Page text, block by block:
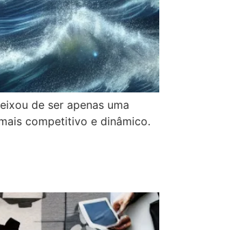
de ser apenas uma
competitivo e dinâmico.